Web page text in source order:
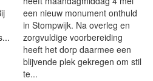
een nieuw monument onthuld
in Stompwijk. Na overleg en
zorgvuldige voorbereiding
heeft het dorp daarmee een
blijvende plek gekregen om stil
te...